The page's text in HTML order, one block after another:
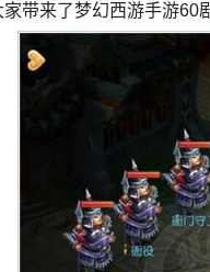
带来了梦幻西游手游60